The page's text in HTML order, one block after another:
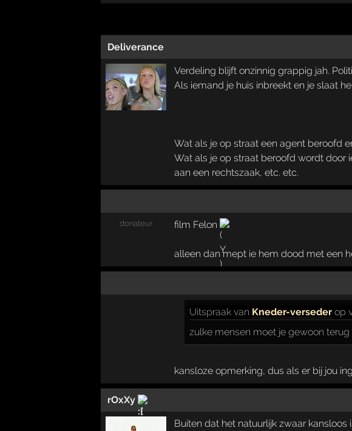
Deliverance
Verdeling blijft onzinnig grappig jah.
Als iemand je huis inbreekt en je slaat
Wat als je op straat een agent beroofd
Wat als je op straat beroofd wordt door
aan een rechtszaak, etc. etc.
donateur film Felon
alleen dan mept ie hem dood met een
Uitspraakvan Kneder-versederop
zulke mensen moet je gewoon
kansloze opmerking, dus als er bij jou
rOxXy
Buiten dat het natuurlijk zwaar